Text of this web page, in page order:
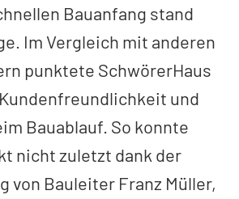
Bauanfang stand
Im Vergleich mit anderen
punktete SchwörerHaus
und
Bauablauf. So konnte
nicht zuletzt dank der
von Bauleiter Franz Müller,